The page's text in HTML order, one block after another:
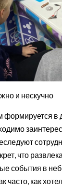
и нескучно
формируется в
что
события в
часто, как